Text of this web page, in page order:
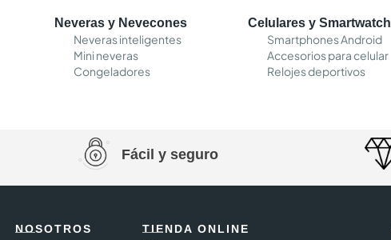
Neveras y Nevecones
Neveras inteligentes
Mini neveras
Congeladores
Celulares y Smartwatch
Smartphones Android
Accesorios para celular
Relojes deportivos
Fácil y seguro
NOSOTROS TIENDA ONLINE